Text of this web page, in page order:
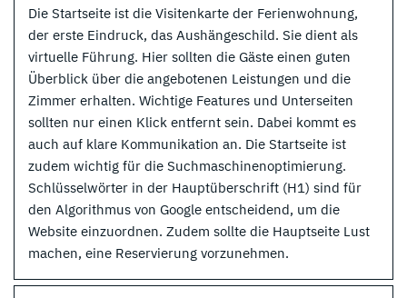
Die Startseite ist die Visitenkarte der Ferienwohnung,
der erste Eindruck, das Aushängeschild. Sie dient als
virtuelle Führung. Hier sollten die Gäste einen guten
Überblick über die angebotenen Leistungen und die
Zimmer erhalten. Wichtige Features und Unterseiten
sollten nur einen Klick entfernt sein. Dabei kommt es
auch auf klare Kommunikation an. Die Startseite ist
zudem wichtig für die Suchmaschinenoptimierung.
Schlüsselwörter in der Hauptüberschrift (H1) sind für
den Algorithmus von Google entscheidend, um die
Website einzuordnen. Zudem sollte die Hauptseite Lust
machen, eine Reservierung vorzunehmen.